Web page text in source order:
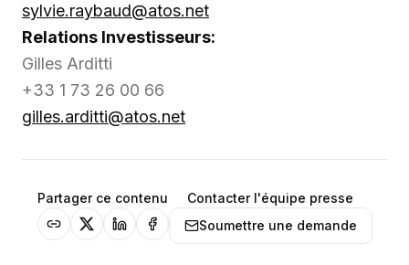
sylvie.raybaud@atos.net
Relations Investisseurs:
Gilles Arditti
+33 1 73 26 00 66
gilles.arditti@atos.net
Partager ce contenu
Contacter l'équipe presse
Soumettre une demande